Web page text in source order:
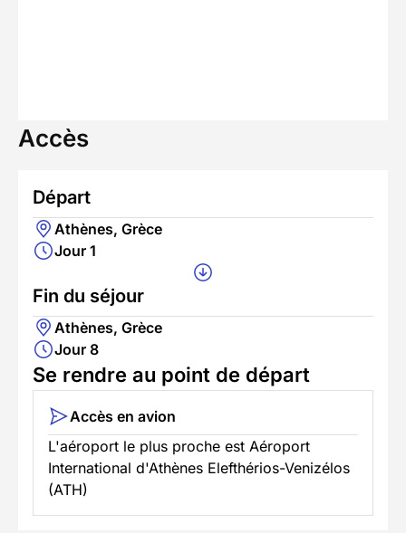
Accès
Départ
Athènes, Grèce
Jour 1
Fin du séjour
Athènes, Grèce
Jour 8
Se rendre au point de départ
Accès en avion
L'aéroport le plus proche est Aéroport
International d'Athènes Elefthérios-Venizélos
(ATH)